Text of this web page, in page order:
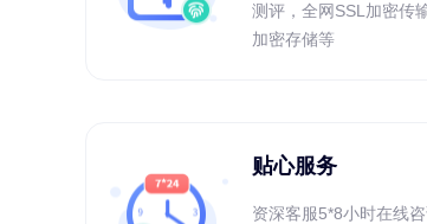
测评，全网SSL加密传
加密存储等
贴心服务
资深客服5*8小时在线